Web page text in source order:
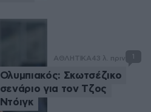
ΑΘΛΗΤΙΚΑ43 λ. πριν 1
Ολυμπιακός: Σκωτσέζικο
σενάριο για τον Τζος
Ντόιγκ